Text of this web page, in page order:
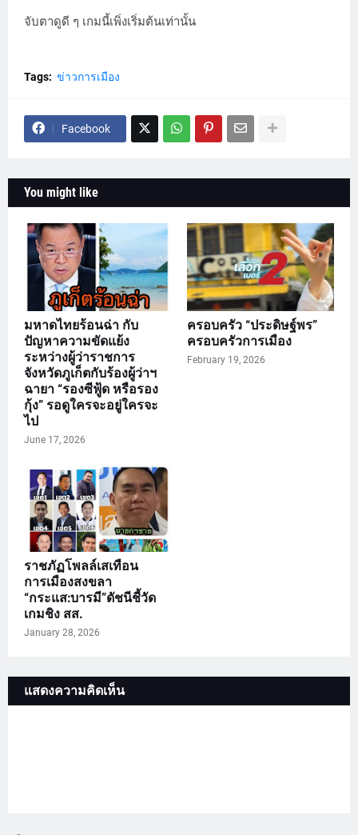
จับตาดูดี ๆ เกมนี้เพิ่งเริ่มต้นเท่านั้น
Tags: ข่าวการเมือง
Facebook
You might like
มหาดไทยร้อนฉ่า กับ
ปัญหาความขัดแย้ง
ระหว่างผู้ว่าราชการ
จังหวัดภูเก็ตกับร้องผู้ว่าฯ
ฉายา “รองซีฟู้ด หรือรอง
กุ้ง” รอดูใครจะอยู่ใครจะ
ไป
June 17, 2026
ครอบครัว “ประดิษฐ์พร”
ครอบครัวการเมือง
February 19, 2026
ราชภัฏโพลล์เสเทือน
การเมืองสงขลา
“กระแส:บารมี”ดัชนีชี้วัด
เกมชิง สส.
January 28, 2026
แสดงความคิดเห็น